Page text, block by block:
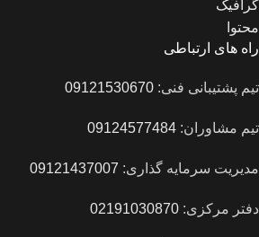
گرافیک
محتوا
راه های ارتباطی
تیم پشتیبانی فنی: 09121530670
تیم مشاوران: 09124577484
مدیریت سرمایه گذاری: 09121437007
دفتر مرکزی: 02191030870